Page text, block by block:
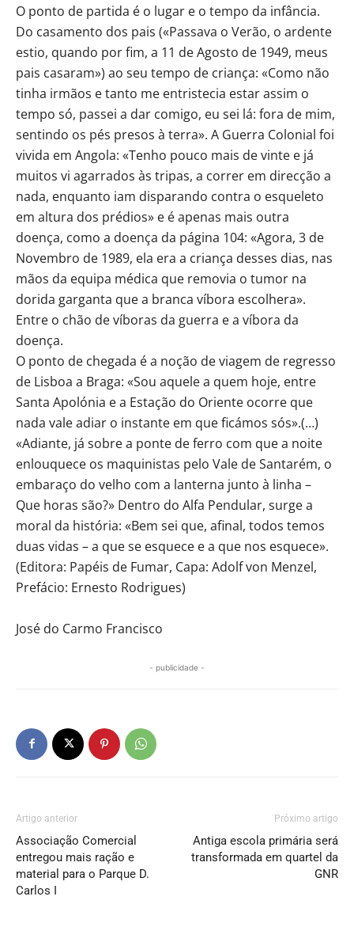
O ponto de partida é o lugar e o tempo da infância.
Do casamento dos pais («Passava o Verão, o ardente
estio, quando por fim, a 11 de Agosto de 1949, meus
pais casaram») ao seu tempo de criança: «Como não
tinha irmãos e tanto me entristecia estar assim o
tempo só, passei a dar comigo, eu sei lá: fora de mim,
sentindo os pés presos à terra». A Guerra Colonial foi
vivida em Angola: «Tenho pouco mais de vinte e já
muitos vi agarrados às tripas, a correr em direcção a
nada, enquanto iam disparando contra o esqueleto
em altura dos prédios» e é apenas mais outra
doença, como a doença da página 104: «Agora, 3 de
Novembro de 1989, ela era a criança desses dias, nas
mãos da equipa médica que removia o tumor na
dorida garganta que a branca víbora escolhera».
Entre o chão de víboras da guerra e a víbora da
doença.
O ponto de chegada é a noção de viagem de regresso
de Lisboa a Braga: «Sou aquele a quem hoje, entre
Santa Apolónia e a Estação do Oriente ocorre que
nada vale adiar o instante em que ficámos sós».(…)
«Adiante, já sobre a ponte de ferro com que a noite
enlouquece os maquinistas pelo Vale de Santarém, o
embaraço do velho com a lanterna junto à linha –
Que horas são?» Dentro do Alfa Pendular, surge a
moral da história: «Bem sei que, afinal, todos temos
duas vidas – a que se esquece e a que nos esquece».
(Editora: Papéis de Fumar, Capa: Adolf von Menzel,
Prefácio: Ernesto Rodrigues)
José do Carmo Francisco
- publicidade -
Artigo anterior
Associação Comercial
entregou mais ração e
material para o Parque D.
Carlos I
Próximo artigo
Antiga escola primária será
transformada em quartel da
GNR